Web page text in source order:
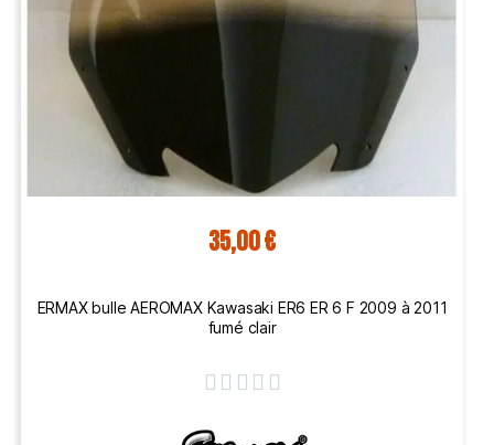
35,00 €
ERMAX bulle AEROMAX Kawasaki ER6 ER 6 F 2009 à 2011
fumé clair
    